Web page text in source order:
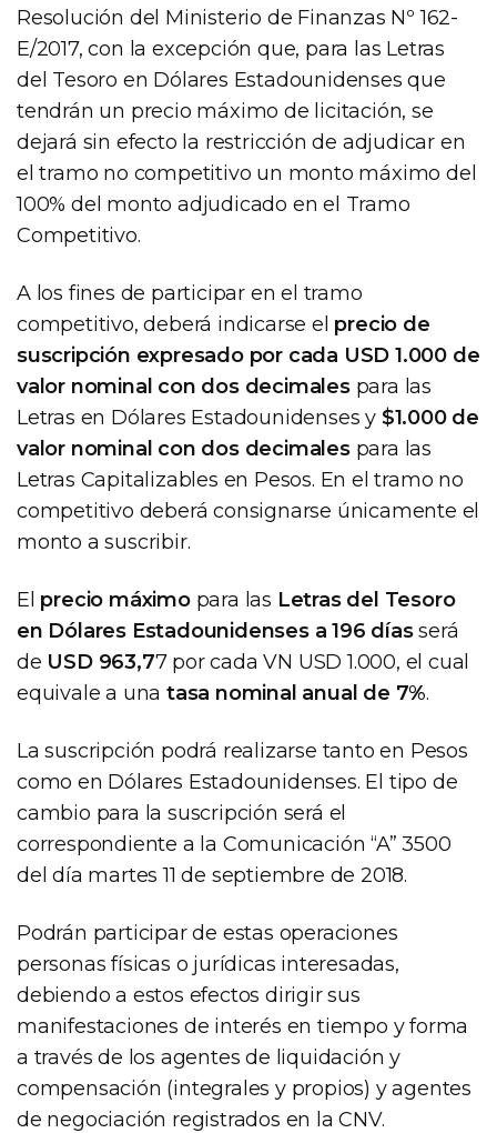
Resolución del Ministerio de Finanzas Nº 162-
E/2017, con la excepción que, para las Letras
del Tesoro en Dólares Estadounidenses que
tendrán un precio máximo de licitación, se
dejará sin efecto la restricción de adjudicar en
el tramo no competitivo un monto máximo del
100% del monto adjudicado en el Tramo
Competitivo.
A los fines de participar en el tramo
competitivo, deberá indicarse el precio de
suscripción expresado por cada USD 1.000 de
valor nominal con dos decimalespara las
Letras en Dólares Estadounidenses y $1.000 de
valor nominal con dos decimalespara las
Letras Capitalizables en Pesos. En el tramo no
competitivo deberá consignarse únicamente el
monto a suscribir.
El precio máximopara las Letras del Tesoro
en Dólares Estadounidenses a 196 díasserá
de USD 963,77 por cada VN USD 1.000, el cual
equivale a unatasa nominal anual de 7%.
La suscripción podrá realizarse tanto en Pesos
como en Dólares Estadounidenses. El tipo de
cambio para la suscripción será el
correspondiente a la Comunicación “A” 3500
del día martes 11 de septiembre de 2018.
Podrán participar de estas operaciones
personas físicas o jurídicas interesadas,
debiendo a estos efectos dirigir sus
manifestaciones de interés en tiempo y forma
a través de los agentes de liquidación y
compensación (integrales y propios) y agentes
de negociación registrados en la CNV.